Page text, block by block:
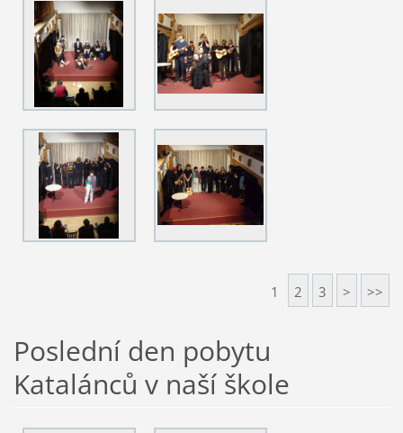
1 2 3 > >>
Poslední den pobytu
Katalánců v naší škole